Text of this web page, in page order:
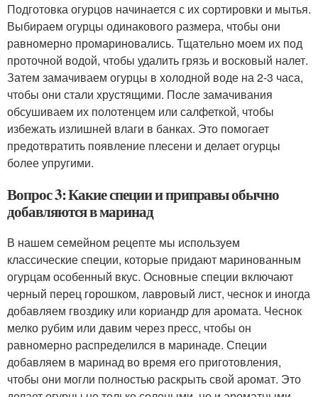
Подготовка огурцов начинается с их сортировки и мытья.
Выбираем огурцы одинакового размера, чтобы они
равномерно промариновались. Тщательно моем их под
проточной водой, чтобы удалить грязь и восковый налет.
Затем замачиваем огурцы в холодной воде на 2-3 часа,
чтобы они стали хрустящими. После замачивания
обсушиваем их полотенцем или салфеткой, чтобы
избежать излишней влаги в банках. Это помогает
предотвратить появление плесени и делает огурцы
более упругими.
Вопрос 3: Какие специи и приправы обычно
добавляются в маринад
В нашем семейном рецепте мы используем
классические специи, которые придают маринованным
огурцам особенный вкус. Основные специи включают
черный перец горошком, лавровый лист, чеснок и иногда
добавляем гвоздику или кориандр для аромата. Чеснок
мелко рубим или давим через пресс, чтобы он
равномерно распределился в маринаде. Специи
добавляем в маринад во время его приготовления,
чтобы они могли полностью раскрыть свой аромат. Это